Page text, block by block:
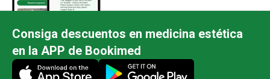
Consiga descuentos en medicina estética
en la APP de Bookimed